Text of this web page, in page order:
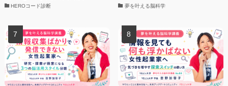
HEROコード診断 夢を叶える脳科学